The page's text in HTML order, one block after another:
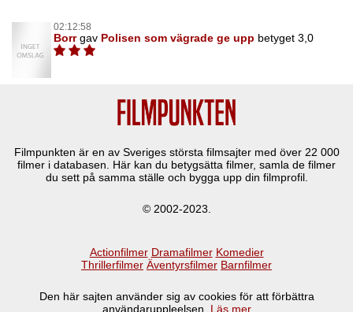
02:12:58
Borrgav Polisen som vägrade ge upp betyget 3,0
Filmpunkten är en av Sveriges största filmsajter med över 22 000
filmer i databasen. Här kan du betygsätta filmer, samla de filmer
du sett på samma ställe och bygga upp din filmprofil.
© 2002-2023.
Actionfilmer Dramafilmer Komedier
Thrillerfilmer Äventyrsfilmer Barnfilmer
Den här sajten använder sig av cookies för att förbättra
användaruppleelsen. Läs mer